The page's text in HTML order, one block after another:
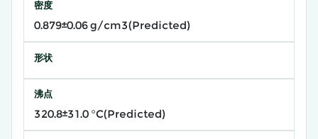
密度
0.879±0.06 g/cm3(Predicted)
形状
沸点
320.8±31.0 °C(Predicted)